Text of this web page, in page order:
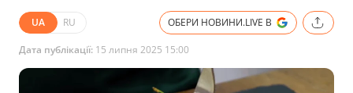
UA RU ОБЕРИ НОВИНИ.LIVE В
Дата публікації: 15 липня 2025 15:00